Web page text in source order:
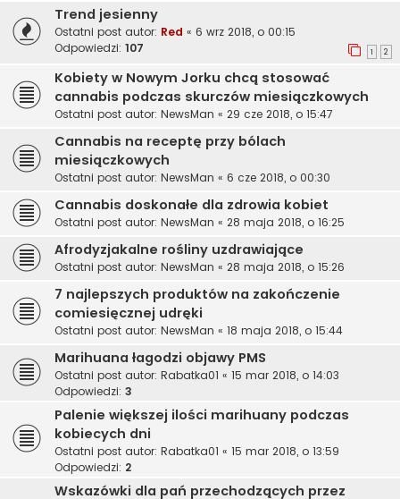
Trend jesienny
Ostatni post autor: Red « 6 wrz 2018, o 00:15
Odpowiedzi: 107 1 2
Kobiety w Nowym Jorku chcą stosować
cannabis podczas skurczów miesiączkowych
Ostatni post autor: NewsMan « 29 cze 2018, o 15:47
Cannabis na receptę przy bólach
miesiączkowych
Ostatni post autor: NewsMan « 6 cze 2018, o 00:30
Cannabis doskonałe dla zdrowia kobiet
Ostatni post autor: NewsMan « 28 maja 2018, o 16:25
Afrodyzjakalne rośliny uzdrawiające
Ostatni post autor: NewsMan « 28 maja 2018, o 15:26
7 najlepszych produktów na zakończenie
comiesięcznej udręki
Ostatni post autor: NewsMan « 18 maja 2018, o 15:44
Marihuana łagodzi objawy PMS
Ostatni post autor: Rabatka01 « 15 mar 2018, o 14:03
Odpowiedzi: 3
Palenie większej ilości marihuany podczas
kobiecych dni
Ostatni post autor: Rabatka01 « 15 mar 2018, o 13:59
Odpowiedzi: 2
Wskazówki dla pań przechodzących przez